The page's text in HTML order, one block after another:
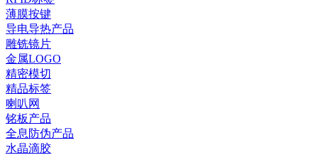
薄膜按键
导电导热产品
雕铣镜片
金属LOGO
精密模切
精品标签
喇叭网
铭板产品
全息防伪产品
水晶滴胶